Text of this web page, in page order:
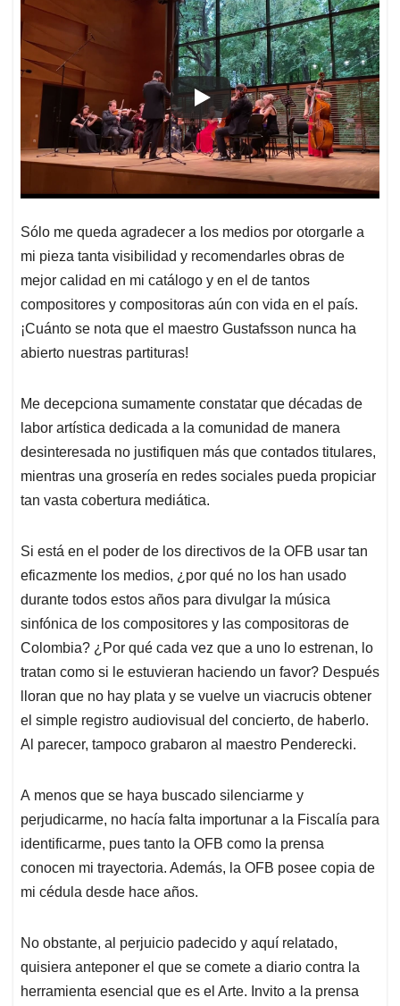
Sólo me queda agradecer a los medios por otorgarle a
mi pieza tanta visibilidad y recomendarles obras de
mejor calidad en mi catálogo y en el de tantos
compositores y compositoras aún con vida en el país.
¡Cuánto se nota que el maestro Gustafsson nunca ha
abierto nuestras partituras!
Me decepciona sumamente constatar que décadas de
labor artística dedicada a la comunidad de manera
desinteresada no justifiquen más que contados titulares,
mientras una grosería en redes sociales pueda propiciar
tan vasta cobertura mediática.
Si está en el poder de los directivos de la OFB usar tan
eficazmente los medios, ¿por qué no los han usado
durante todos estos años para divulgar la música
sinfónica de los compositores y las compositoras de
Colombia? ¿Por qué cada vez que a uno lo estrenan, lo
tratan como si le estuvieran haciendo un favor? Después
lloran que no hay plata y se vuelve un viacrucis obtener
el simple registro audiovisual del concierto, de haberlo.
Al parecer, tampoco grabaron al maestro Penderecki.
A menos que se haya buscado silenciarme y
perjudicarme, no hacía falta importunar a la Fiscalía para
identificarme, pues tanto la OFB como la prensa
conocen mi trayectoria. Además, la OFB posee copia de
mi cédula desde hace años.
No obstante, al perjuicio padecido y aquí relatado,
quisiera anteponer el que se comete a diario contra la
herramienta esencial que es el Arte. Invito a la prensa